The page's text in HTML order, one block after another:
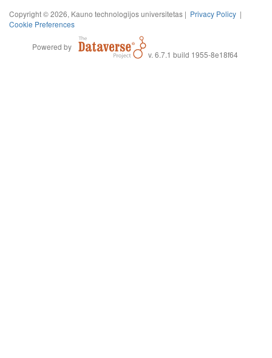
Copyright © 2026, Kauno technologijos universitetas | Privacy Policy |
Cookie Preferences
Powered by
v. 6.7.1 build 1955-8e18f64